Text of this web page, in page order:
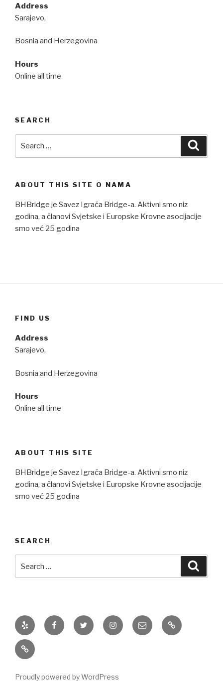
Address
Sarajevo,
Bosnia and Herzegovina
Hours
Online all time
SEARCH
ABOUT THIS SITE O NAMA
BHBridge je Savez Igrača Bridge-a. Aktivni smo niz
godina, a članovi Svjetske i Europske Krovne asocijacije
smo već 25 godina
FIND US
Address
Sarajevo,
Bosnia and Herzegovina
Hours
Online all time
ABOUT THIS SITE
BHBridge je Savez Igrača Bridge-a. Aktivni smo niz
godina, a članovi Svjetske i Europske Krovne asocijacije
smo već 25 godina
SEARCH
Yelp FacebookTwitter InstagramEmail
Galerija
slika
Galerija
slika
Proudly powered by WordPress